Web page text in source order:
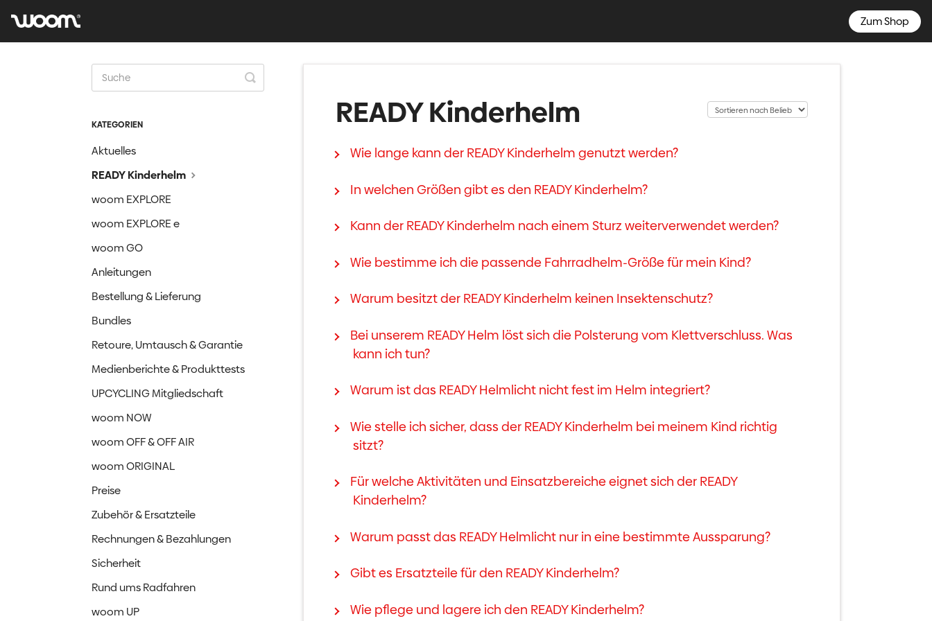
Zum Shop
READY Kinderhelm
Wie lange kann der READY Kinderhelm genutzt werden?
In welchen Größen gibt es den READY Kinderhelm?
Kann der READY Kinderhelm nach einem Sturz weiterverwendet werden?
Wie bestimme ich die passende Fahrradhelm-Größe für mein Kind?
Warum besitzt der READY Kinderhelm keinen Insektenschutz?
Bei unserem READY Helm löst sich die Polsterung vom Klettverschluss. Was
kann ich tun?
Warum ist das READY Helmlicht nicht fest im Helm integriert?
Wie stelle ich sicher, dass der READY Kinderhelm bei meinem Kind richtig
sitzt?
Für welche Aktivitäten und Einsatzbereiche eignet sich der READY
Kinderhelm?
Warum passt das READY Helmlicht nur in eine bestimmte Aussparung?
Gibt es Ersatzteile für den READY Kinderhelm?
Wie pflege und lagere ich den READY Kinderhelm?
Toggle
Search
KATEGORIEN
Aktuelles
READY Kinderhelm
woom EXPLORE
woom EXPLORE e
woom GO
Anleitungen
Bestellung & Lieferung
Bundles
Retoure, Umtausch & Garantie
Medienberichte & Produkttests
UPCYCLING Mitgliedschaft
woom NOW
woom OFF & OFF AIR
woom ORIGINAL
Preise
Zubehör & Ersatzteile
Rechnungen & Bezahlungen
Sicherheit
Rund ums Radfahren
woom UP